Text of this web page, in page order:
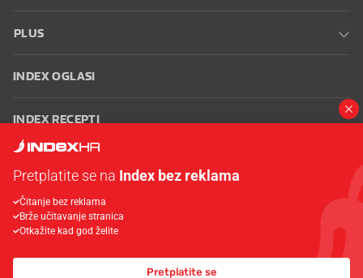
PLUS
INDEX OGLASI
INDEX RECEPTI
Oglašavanje Zaposli se na Indexu
korištenja
Postavke kolačića
Pretplatite se na Index bez reklama
Čitanje bez reklama
Brže učitavanje stranica
Otkažite kad god želite
Pretplatite se